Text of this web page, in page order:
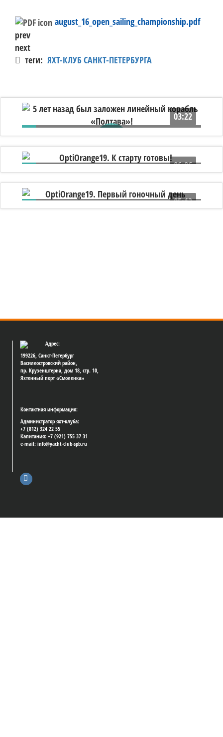
august_16_open_sailing_championship.pdf
prev
next
теги: ЯХТ-КЛУБ САНКТ-ПЕТЕРБУРГА
03:22
5 лет назад был заложен линейный
корабль «Полтава»!
06:06
OptiOrange19. К старту готовы!
05:13
OptiOrange19. Первый гоночный день
Адрес:
199226, Санкт-Петербург
Василеостровский район,
пр. Крузенштерна, дом 18, стр. 10,
Яхтенный порт «Смоленка»
Контактная информация:
Администратор яхт-клуба:
+7 (812) 324 22 55
Капитания: +7 (921) 755 37 31
e-mail: info@yacht-club-spb.ru